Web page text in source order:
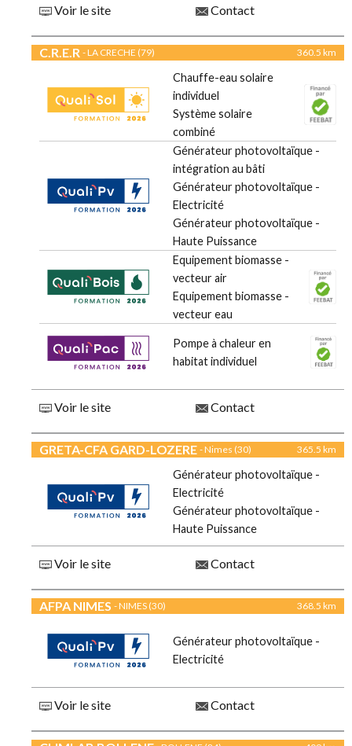
Voir le site Contact
C.R.E.R - LA CRECHE (79) 360.5 km
Chauffe-eau solaire
individuel
Système solaire
combiné
Générateur photovoltaïque -
intégration au bâti
Générateur photovoltaïque -
Electricité
Générateur photovoltaïque -
Haute Puissance
Equipement biomasse -
vecteur air
Equipement biomasse -
vecteur eau
Pompe à chaleur en
habitat individuel
Voir le site Contact
GRETA-CFA GARD-LOZERE - Nimes (30) 365.5 km
Générateur photovoltaïque -
Electricité
Générateur photovoltaïque -
Haute Puissance
Voir le site Contact
AFPA NIMES - NIMES (30) 368.5 km
Générateur photovoltaïque -
Electricité
Voir le site Contact